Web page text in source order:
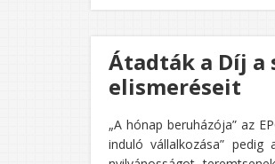
Átadták a Díj
elismeréseit
„A hónap beruházója” az
induló vállalkozása”